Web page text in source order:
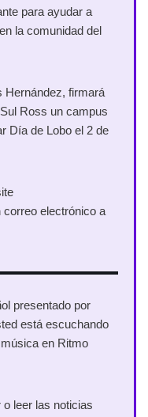
para ayudar a
la comunidad del
Hernández, firmará
Ross un campus
Día de Lobo el 2 de
correo electrónico a
presentado por
está escuchando
en Ritmo
leer las noticias